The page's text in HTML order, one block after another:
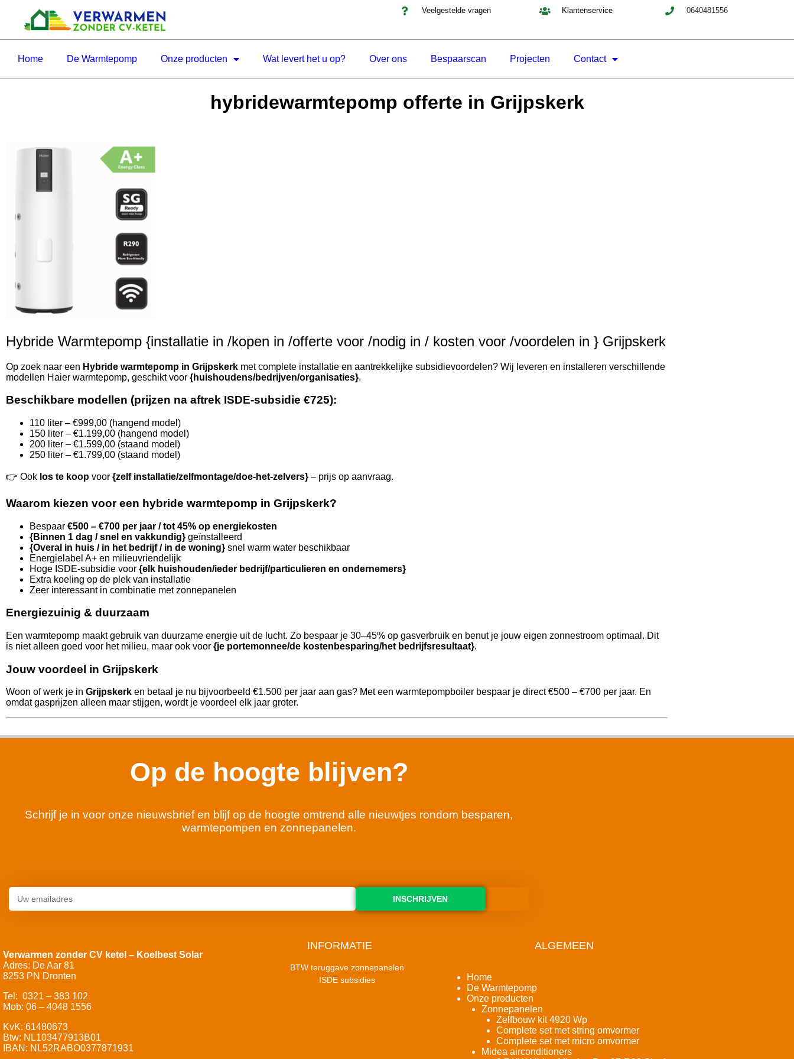
Veelgestelde vragen Klantenservice 0640481556
Home De Warmtepomp Onze producten Wat levert het u op? Over ons Bespaarscan Projecten Contact
hybridewarmtepomp offerte in Grijpskerk
Hybride Warmtepomp {installatie in /kopen in /offerte voor /nodig in / kosten voor /voordelen in } Grijpskerk
Op zoek naar een Hybride warmtepomp in Grijpskerk met complete installatie en aantrekkelijke subsidievoordelen? Wij leveren en installeren verschillende
modellen Haier warmtepomp, geschikt voor {huishoudens/bedrijven/organisaties}.
Beschikbare modellen (prijzen na aftrek ISDE-subsidie €725):
110 liter – €999,00 (hangend model)
150 liter – €1.199,00 (hangend model)
200 liter – €1.599,00 (staand model)
250 liter – €1.799,00 (staand model)
👉 Ook los te koop voor {zelf installatie/zelfmontage/doe-het-zelvers} – prijs op aanvraag.
Waarom kiezen voor een hybride warmtepomp in Grijpskerk?
Bespaar €500 – €700 per jaar / tot 45% op energiekosten
{Binnen 1 dag / snel en vakkundig} geïnstalleerd
{Overal in huis / in het bedrijf / in de woning} snel warm water beschikbaar
Energielabel A+ en milieuvriendelijk
Hoge ISDE-subsidie voor {elk huishouden/ieder bedrijf/particulieren en ondernemers}
Extra koeling op de plek van installatie
Zeer interessant in combinatie met zonnepanelen
Energiezuinig & duurzaam
Een warmtepomp maakt gebruik van duurzame energie uit de lucht. Zo bespaar je 30–45% op gasverbruik en benut je jouw eigen zonnestroom optimaal. Dit
is niet alleen goed voor het milieu, maar ook voor {je portemonnee/de kostenbesparing/het bedrijfsresultaat}.
Jouw voordeel in Grijpskerk
Woon of werk je in Grijpskerk en betaal je nu bijvoorbeeld €1.500 per jaar aan gas? Met een warmtepompboiler bespaar je direct €500 – €700 per jaar. En
omdat gasprijzen alleen maar stijgen, wordt je voordeel elk jaar groter.
Op de hoogte blijven?
Schrijf je in voor onze nieuwsbrief en blijf op de hoogte omtrend alle nieuwtjes rondom besparen,
warmtepompen en zonnepanelen.
INSCHRIJVEN
Verwarmen zonder CV ketel – Koelbest Solar
Adres: De Aar 81
8253 PN Dronten
Tel: 0321 – 383 102
Mob: 06 – 4048 1556
KvK: 61480673
Btw: NL103477913B01
IBAN: NL52RABO0377871931
INFORMATIE
BTW teruggave zonnepanelen
ISDE subsidies
ALGEMEEN
Home
De Warmtepomp
Onze producten
Zonnepanelen
Zelfbouw kit 4920 Wp
Complete set met string omvormer
Complete set met micro omvormer
Midea airconditioners